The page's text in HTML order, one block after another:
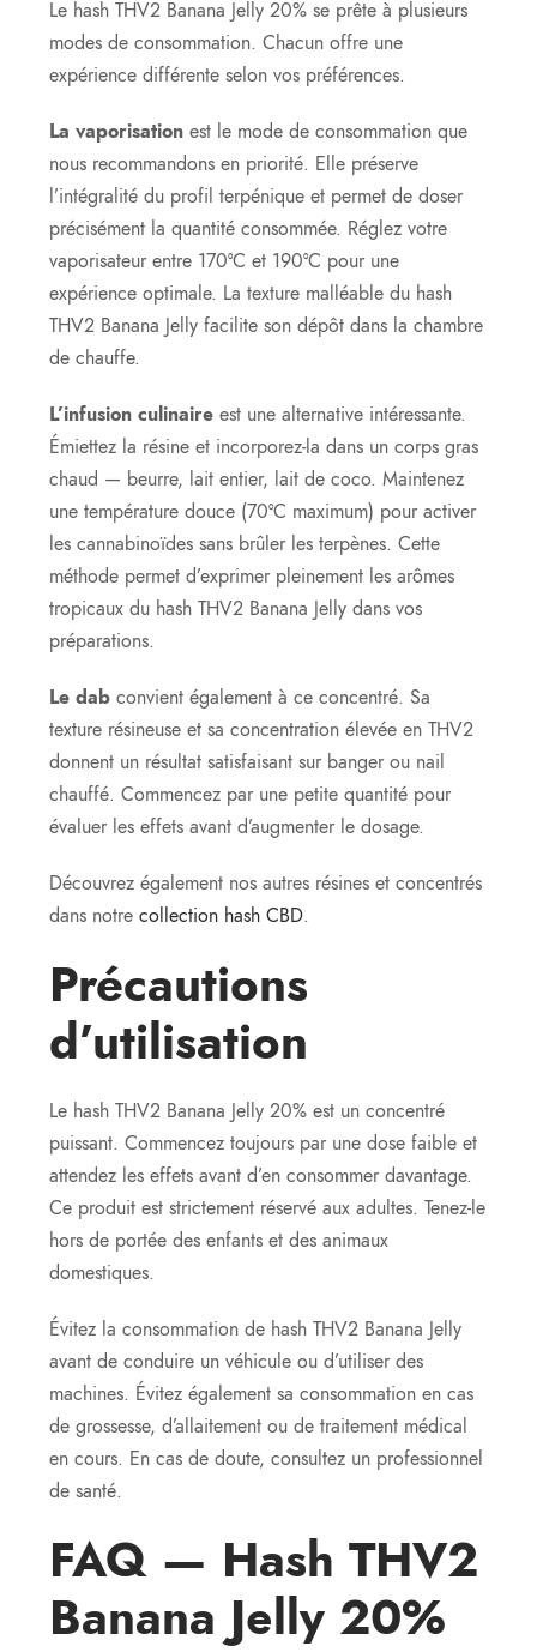
Le hash THV2 Banana Jelly 20% se prête à plusieurs
modes de consommation. Chacun offre une
expérience différente selon vos préférences.
La vaporisation est le mode de consommation que
nous recommandons en priorité. Elle préserve
l’intégralité du profil terpénique et permet de doser
précisément la quantité consommée. Réglez votre
vaporisateur entre 170°C et 190°C pour une
expérience optimale. La texture malléable du hash
THV2 Banana Jelly facilite son dépôt dans la chambre
de chauffe.
L’infusion culinaire est une alternative intéressante.
Émiettez la résine et incorporez-la dans un corps gras
chaud — beurre, lait entier, lait de coco. Maintenez
une température douce (70°C maximum) pour activer
les cannabinoïdes sans brûler les terpènes. Cette
méthode permet d’exprimer pleinement les arômes
tropicaux du hash THV2 Banana Jelly dans vos
préparations.
Le dab convient également à ce concentré. Sa
texture résineuse et sa concentration élevée en THV2
donnent un résultat satisfaisant sur banger ou nail
chauffé. Commencez par une petite quantité pour
évaluer les effets avant d’augmenter le dosage.
Découvrez également nos autres résines et concentrés
dans notre collection hash CBD.
Précautions
d’utilisation
Le hash THV2 Banana Jelly 20% est un concentré
puissant. Commencez toujours par une dose faible et
attendez les effets avant d’en consommer davantage.
Ce produit est strictement réservé aux adultes. Tenez-le
hors de portée des enfants et des animaux
domestiques.
Évitez la consommation de hash THV2 Banana Jelly
avant de conduire un véhicule ou d’utiliser des
machines. Évitez également sa consommation en cas
de grossesse, d’allaitement ou de traitement médical
en cours. En cas de doute, consultez un professionnel
de santé.
FAQ — Hash THV2
Banana Jelly 20%